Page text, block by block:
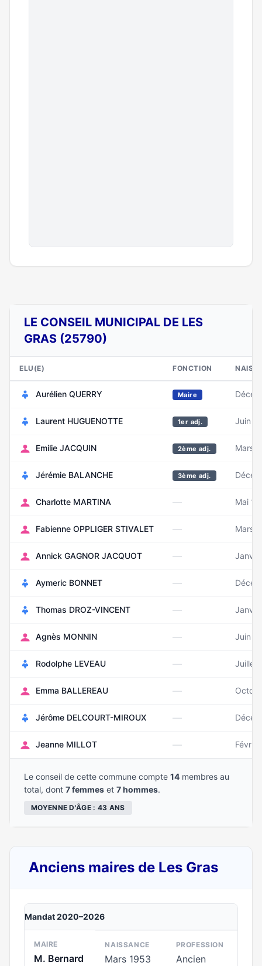
LE CONSEIL MUNICIPAL DE LES
GRAS (25790)
ELU(E) FONCTION
Aurélien QUERRY Maire
Laurent HUGUENOTTE 1er adj. Juin
Emilie JACQUIN 2ème adj. Mars
Jérémie BALANCHE 3ème adj.
Charlotte MARTINA — Mai
Fabienne OPPLIGER STIVALET — Mars
Annick GAGNOR JACQUOT —
Aymeric BONNET —
Thomas DROZ-VINCENT —
Agnès MONNIN — Juin
Rodolphe LEVEAU — Juillet
Emma BALLEREAU —
Jérôme DELCOURT-MIROUX —
Jeanne MILLOT —
Le conseil de cette commune compte 14 membres au
total, dont 7 femmes et 7 hommes.
MOYENNE D'ÂGE : 43 ANS
Anciens maires de Les Gras
Mandat 2020–2026
MAIRE
M. Bernard
NAISSANCE
Mars 1953
PROFESSION
Ancien